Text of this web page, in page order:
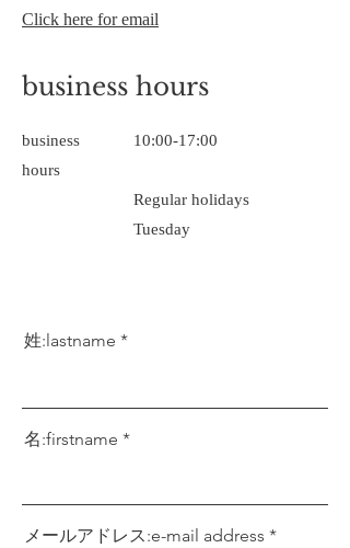
Click here for email
business hours
business
hours
​10:00-17:00
Regular holidays
Tuesday
姓:lastname
名:firstname
メールアドレス:e-mail address